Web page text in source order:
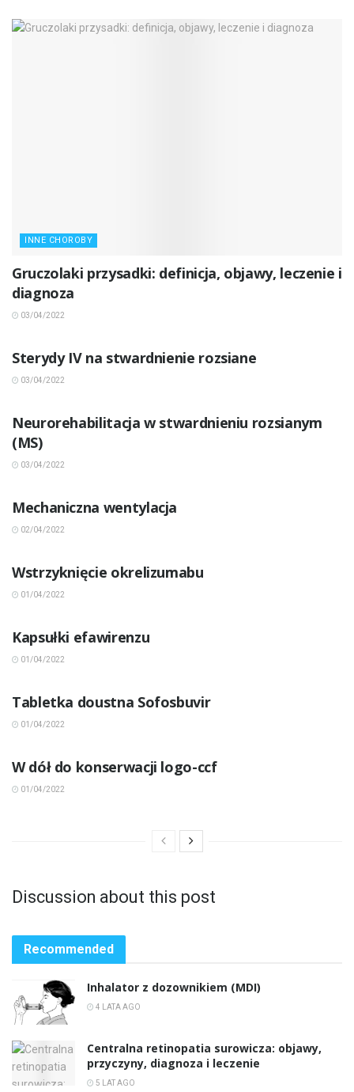
INNE CHOROBY
Gruczolaki przysadki: definicja, objawy, leczenie i
diagnoza
03/04/2022
Sterydy IV na stwardnienie rozsiane
03/04/2022
Neurorehabilitacja w stwardnieniu rozsianym
(MS)
03/04/2022
Mechaniczna wentylacja
02/04/2022
Wstrzyknięcie okrelizumabu
01/04/2022
Kapsułki efawirenzu
01/04/2022
Tabletka doustna Sofosbuvir
01/04/2022
W dół do konserwacji logo-ccf
01/04/2022
Discussion about this post
Recommended
Inhalator z dozownikiem (MDI)
4 LATA AGO
Centralna retinopatia surowicza: objawy,
przyczyny, diagnoza i leczenie
5 LAT AGO